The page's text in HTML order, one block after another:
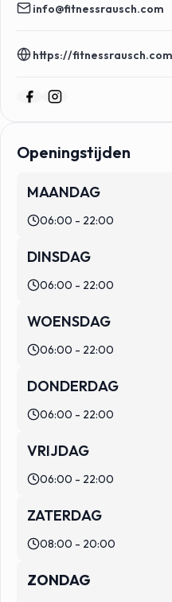
info@fitnessrausch.com
https://
Openingstijden
MAANDAG
06:00 - 22:00
DINSDAG
06:00 - 22:00
WOENSDAG
06:00 - 22:00
DONDERDAG
06:00 - 22:00
VRIJDAG
06:00 - 22:00
ZATERDAG
08:00 - 20:00
ZONDAG